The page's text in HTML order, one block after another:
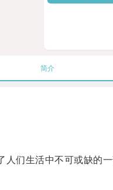
简介
们生活中不可或缺的一